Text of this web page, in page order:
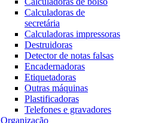
Calculadoras de
secretária
Calculadoras impressoras
Destruidoras
Detector de notas falsas
Encadernadoras
Etiquetadoras
Outras máquinas
Plastificadoras
Telefones e gravadores
Organização